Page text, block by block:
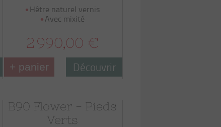
Hêtre naturel vernis
Avec mixité
2 990,00 €
+ panier Découvrir
B90 Flower - Pieds
Verts